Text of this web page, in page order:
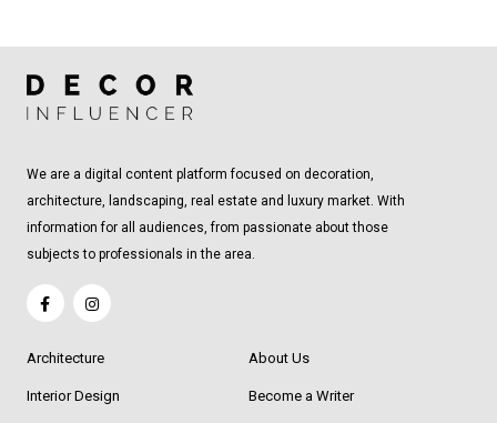
We are a digital content platform focused on decoration,
architecture, landscaping, real estate and luxury market. With
information for all audiences, from passionate about those
subjects to professionals in the area.
Architecture
Interior Design
About Us
Become a Writer